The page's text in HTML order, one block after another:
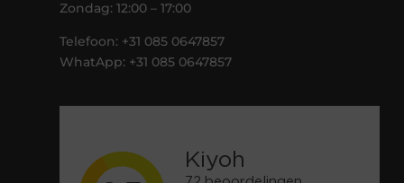
Zondag: 12:00 – 17:00
Telefoon: +31 085 0647857
WhatApp: +31 085 0647857